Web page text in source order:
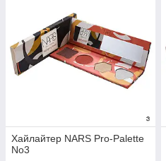
Хайлайтер NARS Pro-Palette
No3